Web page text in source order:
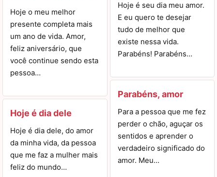
Hoje o meu melhor
presente completa mais
um ano de vida. Amor,
feliz aniversário, que
você continue sendo esta
pessoa…
Hoje é dia dele
Hoje é dia dele, do amor
da minha vida, da pessoa
que me faz a mulher mais
feliz do mundo…
Hoje é seu dia meu amor.
E eu quero te desejar
tudo de melhor que
existe nessa vida.
Parabéns! Parabéns…
Parabéns, amor
Para a pessoa que me fez
perder o chão, aguçar os
sentidos e aprender o
verdadeiro significado do
amor. Meu…